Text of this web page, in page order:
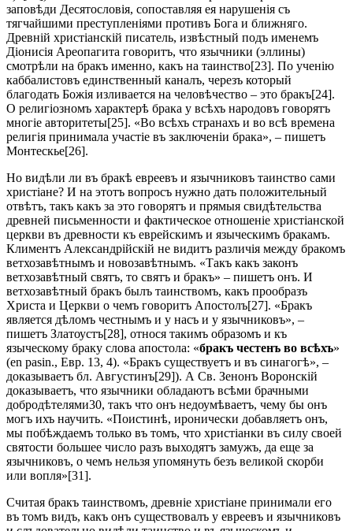
заповѣди Десятословія, сопоставляя ея нарушенія съ
тягчайшими преступленіями противъ Бога и ближняго.
Древній христіанскій писатель, извѣстный подъ именемъ
Діонисія Ареопагита говоритъ, что язычники (эллины)
смотрѣли на бракъ именно, какъ на таинство[23]. По ученію
каббалистовъ единственный каналъ, черезъ который
благодать Божія изливается на человѣчество – это бракъ[24].
О религіозномъ характерѣ брака у всѣхъ народовъ говорятъ
многіе авторитеты[25]. «Во всѣхъ странахъ и во всѣ времена
религія принимала участіе въ заключеніи брака», – пишетъ
Монтескье[26].
Но видѣли ли въ бракѣ евреевъ и язычниковъ таинство сами
христіане? И на этотъ вопросъ нужно дать положительный
отвѣтъ, такъ какъ за это говорятъ и прямыя свидѣтельства
древней письменности и фактическое отношеніе христіанской
церкви въ древности къ еврейскимъ и языческимъ бракамъ.
Климентъ Александрійскій не видитъ различія между бракомъ
ветхозавѣтнымъ и новозавѣтнымъ. «Такъ какъ законъ
ветхозавѣтный святъ, то святъ и бракъ» – пишетъ онъ. И
ветхозавѣтный бракъ былъ таинствомъ, какъ прообразъ
Христа и Церкви о чемъ говоритъ Апостолъ[27]. «Бракъ
является дѣломъ честнымъ и у насъ и у язычниковъ», –
пишетъ Златоустъ[28], относя такимъ образомъ и къ
языческому браку слова апостола: «бракъ честенъ во всѣхъ»
(en pasin., Евр. 13, 4). «Бракъ существуетъ и въ синагогѣ», –
доказываетъ бл. Августинъ[29]). А Св. Зенонъ Воронскій
доказываетъ, что язычники обладаютъ всѣми брачными
добродѣтелями30, такъ что онъ недоумѣваетъ, чему бы онъ
могъ ихъ научить. «Поистинѣ, иронически добавляетъ онъ,
мы побѣждаемъ только въ томъ, что христіанки въ силу своей
святости большее число разъ выходятъ замужъ, да еще за
язычниковъ, о чемъ нельзя упомянуть безъ великой скорби
или вопля»[31].
Считая бракъ таинствомъ, древніе христіане принимали его
въ томъ видъ, какъ онъ существовалъ у евреевъ и язычниковъ